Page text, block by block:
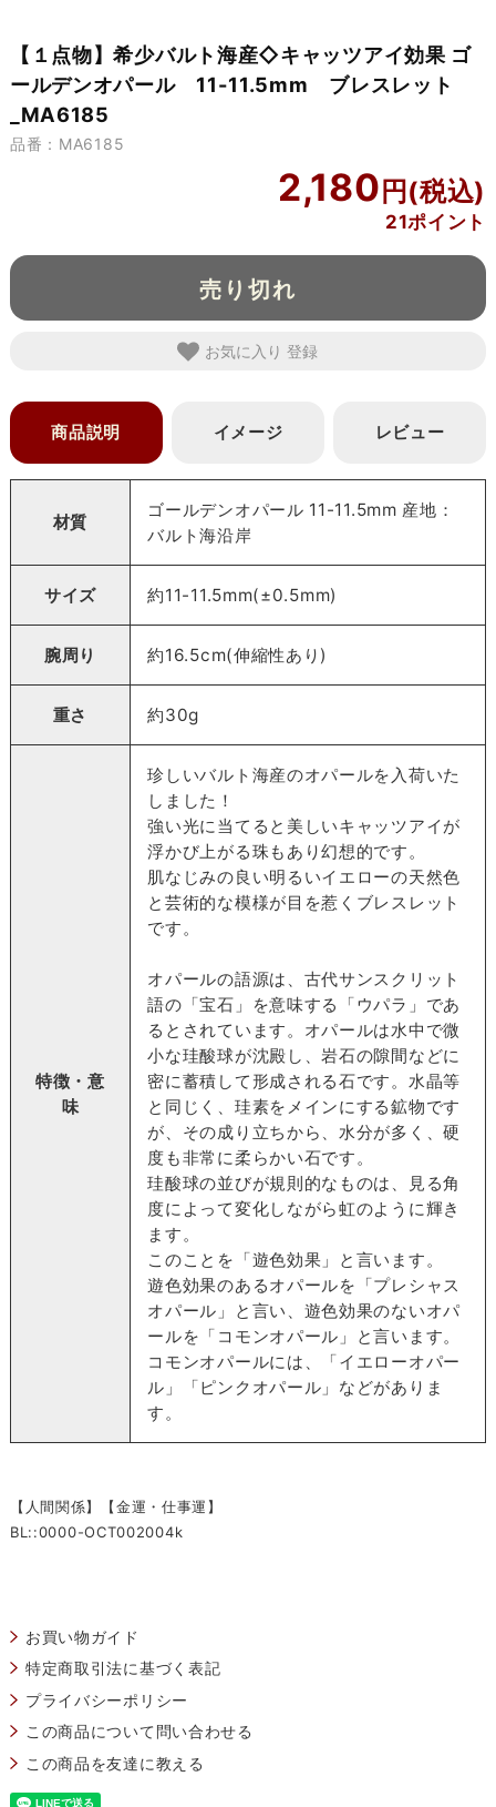
【１点物】希少バルト海産◇キャッツアイ効果 ゴ
ールデンオパール 11-11.5mm ブレスレット
_MA6185
品番：MA6185
2,180
21ポイント
売り切れ
お気に入り
商品説明 イメージ レビュー
材質
ゴールデンオパール 11-11.5mm 産地：
バルト海沿岸
サイズ 約11-11.5mm(±0.5mm)
腕周り 約16.5cm(伸縮性あり)
重さ 約30g
特徴・意
味
珍しいバルト海産のオパールを入荷いた
しました！
強い光に当てると美しいキャッツアイが
浮かび上がる珠もあり幻想的です。
肌なじみの良い明るいイエローの天然色
と芸術的な模様が目を惹くブレスレット
です。
オパールの語源は、古代サンスクリット
語の「宝石」を意味する「ウパラ」であ
るとされています。オパールは水中で微
小な珪酸球が沈殿し、岩石の隙間などに
密に蓄積して形成される石です。水晶等
と同じく、珪素をメインにする鉱物です
が、その成り立ちから、水分が多く、硬
度も非常に柔らかい石です。
珪酸球の並びが規則的なものは、見る角
度によって変化しながら虹のように輝き
ます。
このことを「遊色効果」と言います。
遊色効果のあるオパールを「プレシャス
オパール」と言い、遊色効果のないオパ
ールを「コモンオパール」と言います。
コモンオパールには、「イエローオパー
ル」「ピンクオパール」などがありま
す。
【人間関係】【金運・仕事運】
BL::0000-OCT002004k
お買い物ガイド
特定商取引法に基づく表記
プライバシーポリシー
この商品について問い合わせる
この商品を友達に教える